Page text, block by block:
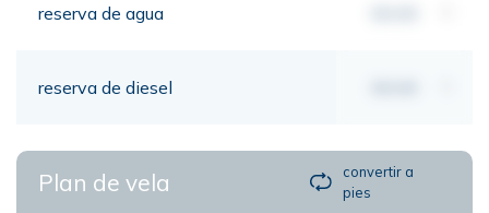
reserva de agua
reserva de diesel
Plan de vela
convertir a
pies